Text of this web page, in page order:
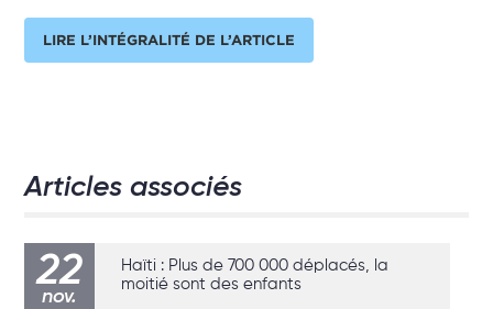
LIRE L’INTÉGRALITÉ DE L’ARTICLE
Articles associés
22
nov.
Haïti : Plus de 700 000 déplacés, la
moitié sont des enfants